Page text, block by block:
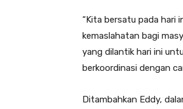
“Kita bersatu pada hari
kemaslahatan bagi
yang dilantik hari ini
berkoordinasi dengan
Ditambahkan Eddy,